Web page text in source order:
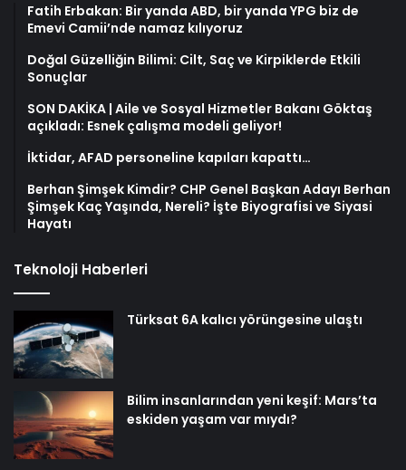
Fatih Erbakan: Bir yanda ABD, bir yanda YPG biz de
Emevi Camii’nde namaz kılıyoruz
Doğal Güzelliğin Bilimi: Cilt, Saç ve Kirpiklerde Etkili
Sonuçlar
SON DAKİKA | Aile ve Sosyal Hizmetler Bakanı Göktaş
açıkladı: Esnek çalışma modeli geliyor!
İktidar, AFAD personeline kapıları kapattı…
Berhan Şimşek Kimdir? CHP Genel Başkan Adayı Berhan
Şimşek Kaç Yaşında, Nereli? İşte Biyografisi ve Siyasi
Hayatı
Teknoloji Haberleri
Türksat 6A kalıcı yörüngesine ulaştı
Bilim insanlarından yeni keşif: Mars’ta
eskiden yaşam var mıydı?